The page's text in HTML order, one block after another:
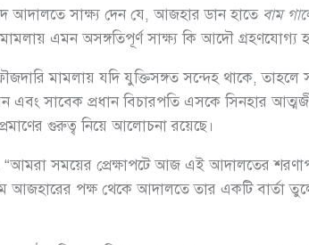
আদালতে সাক্ষ্য দেন যে, আজহার ডান হাতে বাম
এমন অসঙ্গতিপূর্ণ সাক্ষ্য কি আদৌ গ্রহণযোগ্য
মামলায় যদি যুক্তিসঙ্গত সন্দেহ থাকে, তাহলে
এবং সাবেক প্রধান বিচারপতি এসকে সিনহার
গুরুত্ব নিয়ে আলোচনা রয়েছে।
“আমরা সময়ের প্রেক্ষাপটে আজ এই আদালতের
আজহারের পক্ষ থেকে আদালতে তার একটি বার্তা